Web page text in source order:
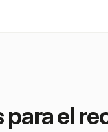
el